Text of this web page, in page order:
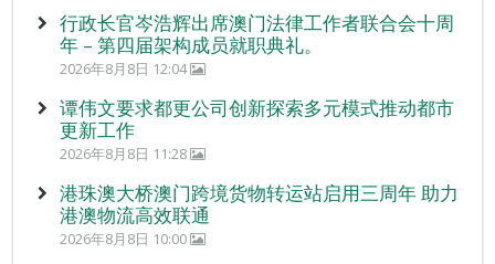
行政长官岑浩辉出席澳门法律工作者联合会十周
年 – 第四届架构成员就职典礼。
2026年8月8日 12:04
谭伟文要求都更公司创新探索多元模式推动都市
更新工作
2026年8月8日 11:28
港珠澳大桥澳门跨境货物转运站启用三周年 助力
港澳物流高效联通
2026年8月8日 10:00